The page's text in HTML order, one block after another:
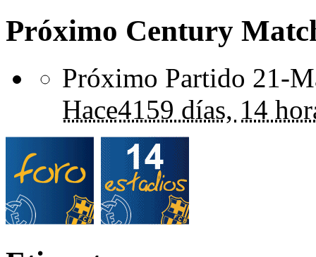
Próximo Century
Próximo Partido 21-
Hace4159 días, 14